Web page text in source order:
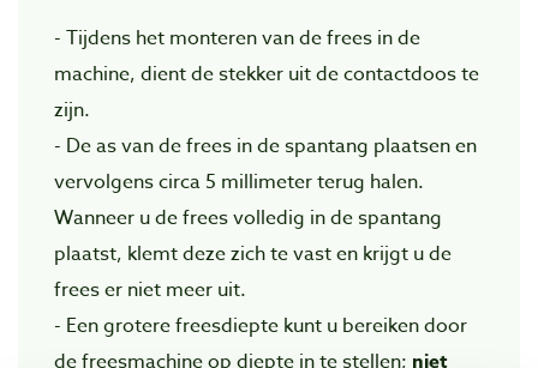
- Tijdens het monteren van de frees in de
machine, dient de stekker uit de contactdoos te
zijn.
- De as van de frees in de spantang plaatsen en
vervolgens circa 5 millimeter terug halen.
Wanneer u de frees volledig in de spantang
plaatst, klemt deze zich te vast en krijgt u de
frees er niet meer uit.
- Een grotere freesdiepte kunt u bereiken door
de freesmachine op diepte in te stellen; niet